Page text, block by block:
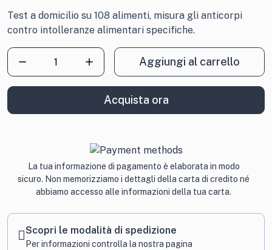
Test a domicilio su 108 alimenti, misura gli anticorpi
contro intolleranze alimentari specifiche.
Check
Up
Intolleranze
quantità
Aggiungi al carrello
Acquista ora
La tua informazione di pagamento è elaborata in modo
sicuro. Non memorizziamo i dettagli della carta di credito né
abbiamo accesso alle informazioni della tua carta.
Scopri le modalità di spedizione
Per informazioni controlla la nostra pagina